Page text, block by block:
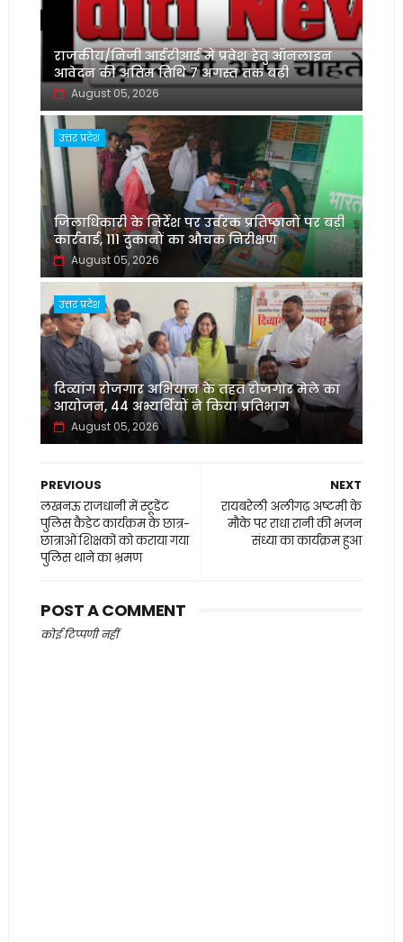
राजकीय/निजी आईटीआई में प्रवेश हेतु ऑनलाइन
आवेदन की अंतिम तिथि 7 अगस्त तक बढ़ी
August 05, 2026
उत्तर प्रदेश
जिलाधिकारी के निर्देश पर उर्वरक प्रतिष्ठानों पर बड़ी
कार्रवाई, 111 दुकानों का औचक निरीक्षण
August 05, 2026
उत्तर प्रदेश
दिव्यांग रोजगार अभियान के तहत रोजगार मेले का
आयोजन, 44 अभ्यर्थियों ने किया प्रतिभाग
August 05, 2026
NEXT
रायबरेली अलीगढ़ अष्टमी के
मौके पर राधा रानी की भजन
संध्या का कार्यक्रम हुआ
PREVIOUS
लखनऊ राजधानी में स्टूडेंट
पुलिस कैडेट कार्यक्रम के छात्र-
छात्राओं शिक्षकों को कराया गया
पुलिस थाने का भ्रमण
POST A COMMENT
कोई टिप्पणी नहीं